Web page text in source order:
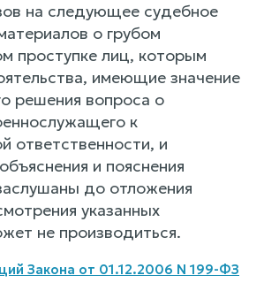
на следующее судебное
о грубом
проступке лиц, которым
имеющие значение
решения вопроса о
к
ответственности, и
и пояснения
до отложения
указанных
не производиться.
Закона от 01.12.2006 N 199-ФЗ